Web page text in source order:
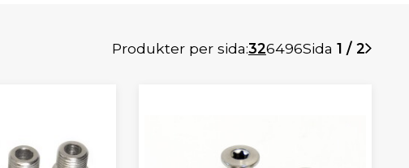
Produkter per sida:326496Sida 1 / 2